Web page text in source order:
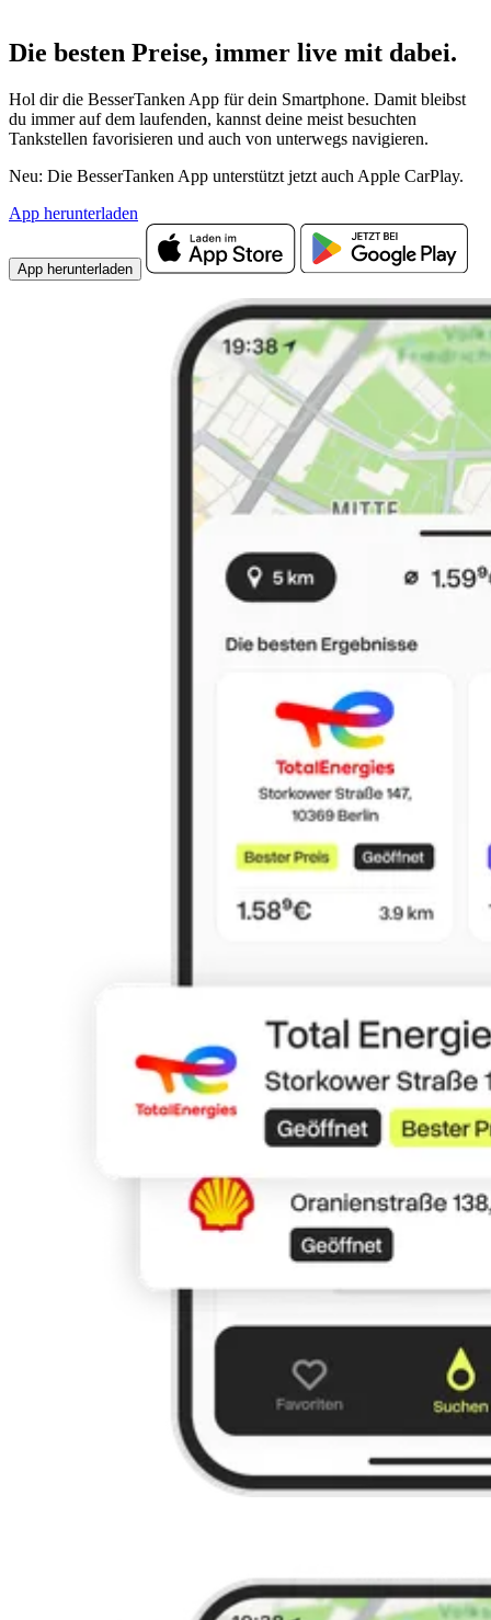
Die besten Preise, immer live mit dabei.
Hol dir die BesserTanken App für dein Smartphone. Damit bleibst
du immer auf dem laufenden, kannst deine meist besuchten
Tankstellen favorisieren und auch von unterwegs navigieren.
Neu: Die BesserTanken App unterstützt jetzt auch Apple CarPlay.
App herunterladen
App herunterladen